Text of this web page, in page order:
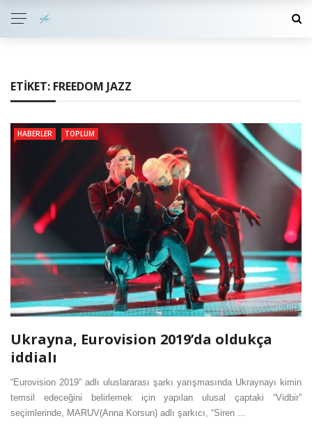
ETIKET: FREEDOM JAZZ
HABERLER TOPLUM
Ukrayna, Eurovision 2019’da oldukça
iddialı
“Eurovision 2019” adlı uluslararası şarkı yarışmasında Ukraynayı kimin
temsil edeceğini belirlemek için yapılan ulusal çaptaki “Vidbir”
seçimlerinde, MARUV(Anna Korsun) adlı şarkıcı, “Siren ...